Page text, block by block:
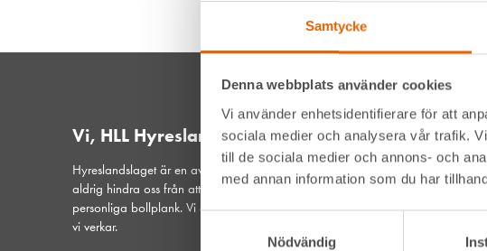
Samtycke
Denna webbplats använder cookies
Vi använder enhetsidentifierare för att
sociala medier och analysera vår trafik.
till de sociala medier och annons- och
med annan information som du har
Nödvändig
Vi, HLL Hyreslandslaget
Hyreslandslaget är en av Sveriges ledande maskinuthyrare. Det kommer
aldrig hindra oss från att vara din lokala samarbetspartner och
personliga bollplank. Vi är ett samspelt lag med hjärtat på platserna där
vi verkar.